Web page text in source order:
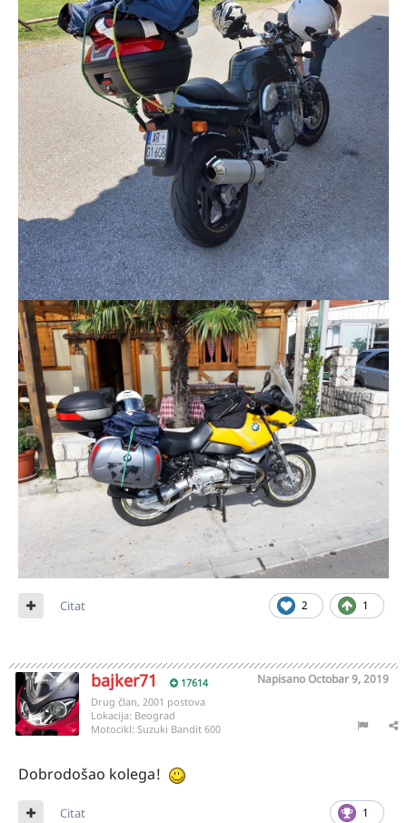
2 1
Citat
bajker71 17614 NapisanoOctobar 9, 2019
Drug član, 2001 postova
Lokacija: Beograd
Motocikl: Suzuki Bandit 600
Dobrodošao kolega!
1
Citat